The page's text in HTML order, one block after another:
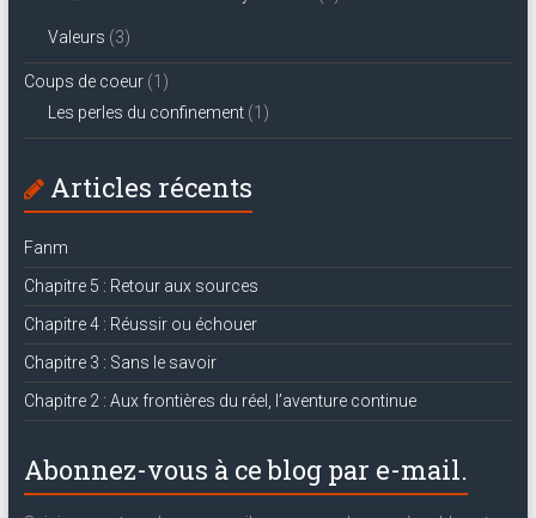
Valeurs (3)
Coups de coeur(1)
Les perles du confinement(1)
Articles récents
Fanm
Chapitre 5 : Retour aux sources
Chapitre 4 : Réussir ou échouer
Chapitre 3 : Sans le savoir
Chapitre 2 : Aux frontières du réel, l’aventure continue
Abonnez-vous à ce blog par e-mail.